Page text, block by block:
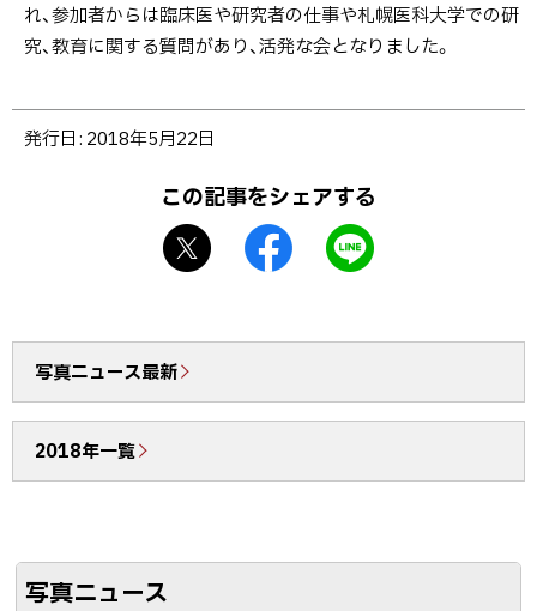
れ、参加者からは臨床医や研究者の仕事や札幌医科大学での研
究、教育に関する質問があり、活発な会となりました。
ト
発行日: 2018年5月22日
この記事をシェアする
o
o
シ
送
る
写真ニュース最新
2018年一覧
写真ニュース